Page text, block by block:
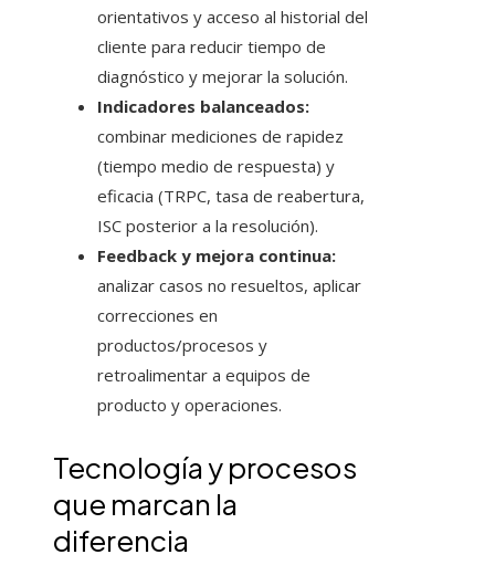
orientativos y acceso al historial del
cliente para reducir tiempo de
diagnóstico y mejorar la solución.
Indicadores balanceados:
combinar mediciones de rapidez
(tiempo medio de respuesta) y
eficacia (TRPC, tasa de reabertura,
ISC posterior a la resolución).
Feedback y mejora continua:
analizar casos no resueltos, aplicar
correcciones en
productos/procesos y
retroalimentar a equipos de
producto y operaciones.
Tecnología y procesos
que marcan la
diferencia